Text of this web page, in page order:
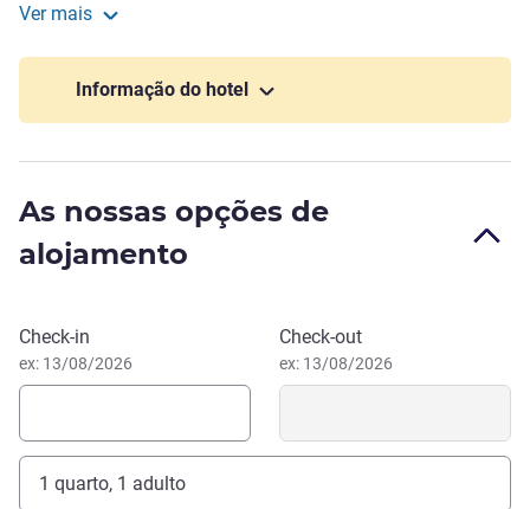
centro da cidade e a estação ferroviária principal. O museu
da Porsche e a Porsche AG ficam a apenas 5 minutos a pé
do hotel. O hotel tem um visual industrial impressionante,
Seja bem-vindo ao nosso hotel Mercure numa
localização tranquila. A poucos passos da fábrica e
museu da Porsche, somos o ponto de partida ideal para a
sua estadia em negócios e/ou para explorar a capital do
Ver mais
Informação do hotel
As nossas opções de
alojamento
Reservar este hotel
Check-in
ex: 13/08/2026
Check-out
ex: 13/08/2026
1 quarto, 1 adulto